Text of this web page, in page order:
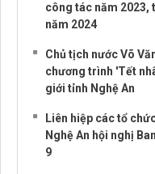
công tác năm 2023,
năm 2024
Chủ tịch nước Võ
chương trình 'Tết
giới tỉnh Nghệ An
Liên hiệp các tổ
Nghệ An hội nghị
9